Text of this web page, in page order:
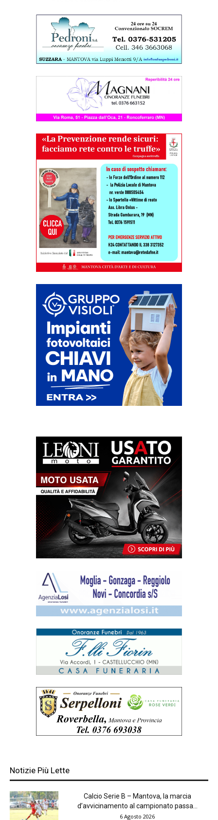
Notizie Più Lette
Calcio Serie B – Mantova, la marcia
d’avvicinamento al campionato passa...
6 Agosto 2026